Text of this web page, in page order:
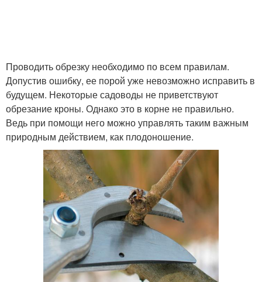
Проводить обрезку необходимо по всем правилам.
Допустив ошибку, ее порой уже невозможно исправить в
будущем. Некоторые садоводы не приветствуют
обрезание кроны. Однако это в корне не правильно.
Ведь при помощи него можно управлять таким важным
природным действием, как плодоношение.